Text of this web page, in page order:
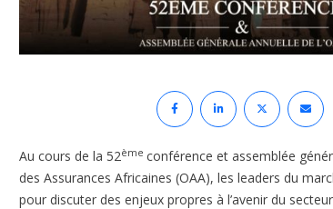
Au cours de la 52ème conférence et assemblée
des Assurances Africaines (OAA), les leaders du
pour discuter des enjeux propres à l’avenir du